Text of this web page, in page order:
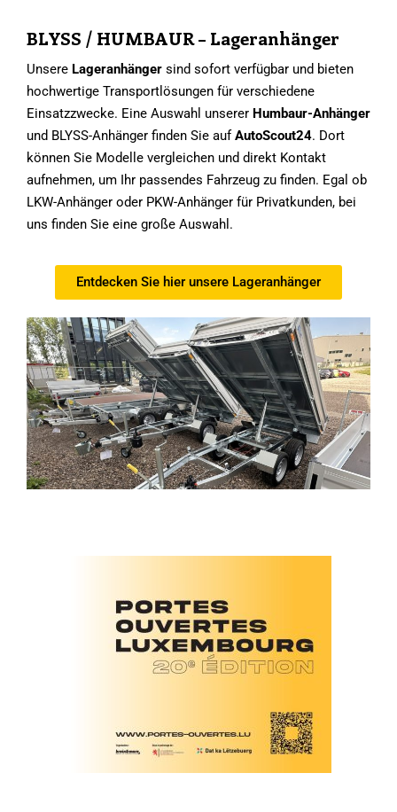
BLYSS / HUMBAUR – Lageranhänger
Unsere Lageranhänger sind sofort verfügbar und bieten
hochwertige Transportlösungen für verschiedene
Einsatzzwecke. Eine Auswahl unserer Humbaur-Anhänger
und BLYSS-Anhänger finden Sie aufAutoScout24. Dort
können Sie Modelle vergleichen und direkt Kontakt
aufnehmen, um Ihr passendes Fahrzeug zu finden. Egal ob
LKW-Anhänger oder PKW-Anhänger für Privatkunden, bei
uns finden Sie eine große Auswahl.
Entdecken Sie hier unsere Lageranhänger